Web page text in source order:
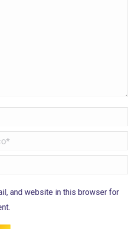
*
and website in this browser for